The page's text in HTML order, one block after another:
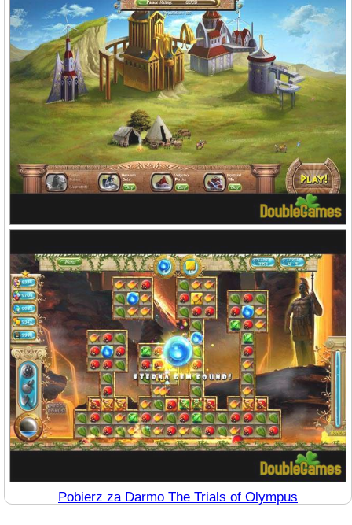
Pobierz za Darmo The Trials of Olympus